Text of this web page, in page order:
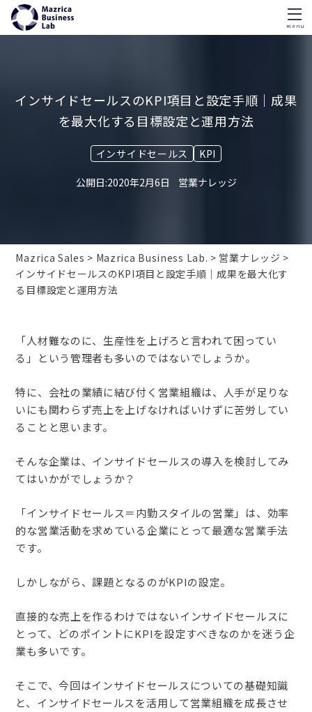
menu
インサイドセールスのKPI項目と設定手順｜成果
を最大化する目標設定と運用方法
インサイドセールス KPI
2020年2月6日 営業ナレッジ
Mazrica Sales Mazrica Business Lab.
営業ナレッジ
インサイドセールスのKPI項目と設定手順｜成果を最大化す
る目標設定と運用方法
「人材難なのに、生産性を上げろと言われて困ってい
る」という管理者も多いのではないでしょうか。
特に、会社の業績に結び付く営業組織は、人手が足りな
いにも関わらず売上を上げなければいけずに苦労してい
ることと思います。
そんな企業は、インサイドセールスの導入を検討してみ
てはいかがでしょうか？
「インサイドセールス＝内勤スタイルの営業」は、効率
的な営業活動を求めている企業にとって最適な営業手法
です。
しかしながら、課題となるのがKPIの設定。
直接的な売上を作るわけではないインサイドセールスに
とって、どのポイントにKPIを設定すべきなのかを迷う企
業も多いです。
そこで、今回はインサイドセールスについての基礎知識
と、インサイドセールスを活用して営業組織を成長させ